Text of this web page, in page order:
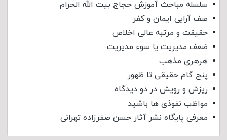
سلسله مباحث آموزش حجاج بیت الله الحرام
صف آرایی ایمان و کفر
حقیقت و مرتبه عالی اخلاص
ضعف مدیریت یا سوء مدیریت
هرهری مذهب
پنج گام حقیقی تا ظهور
ریزش و رویش در دو دیدگاه
مواظب نفوذی‌ ها باشید
معرفی پایگاه نشر آثار حسن صفرزاده تهرانی